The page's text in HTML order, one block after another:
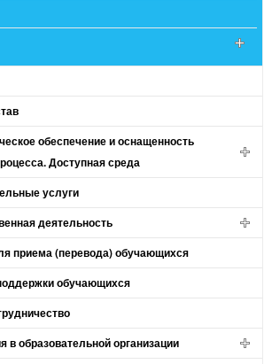
обеспечение и оснащенность
Доступная среда
услуги
деятельность
приема (перевода) обучающихся
обучающихся
в образовательной организации